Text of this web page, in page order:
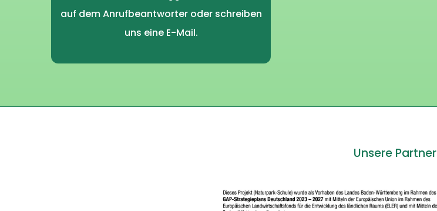
auf dem Anrufbeantworter oder schreiben
uns eine E-Mail.
Unsere Partner